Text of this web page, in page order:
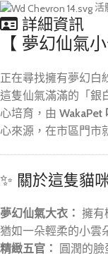
活
詳細資訊
【 夢幻仙氣
正在尋找擁有夢幻白
這隻仙氣滿滿的「銀
心培育，由 WakaPet
心來源，在市區門市
✨ 關於這隻貓
夢幻仙氣大衣： 擁有
猶如一朵輕柔的小雲
精緻五官：
圓潤的